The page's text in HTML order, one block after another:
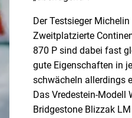
Der Testsieger
Zweitplatzierte
870 P sind dabei fast
gute Eigenschaften in
schwächeln allerdings
Das Vredestein-Modell
Bridgestone Blizzak